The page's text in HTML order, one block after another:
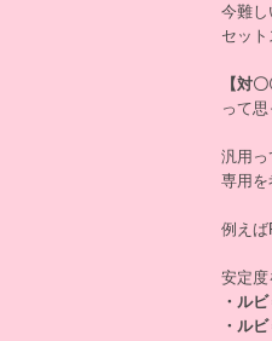
今難し
セッ
【対
って
汎用っ
専用を
例えば
安定度
・ル
・ル